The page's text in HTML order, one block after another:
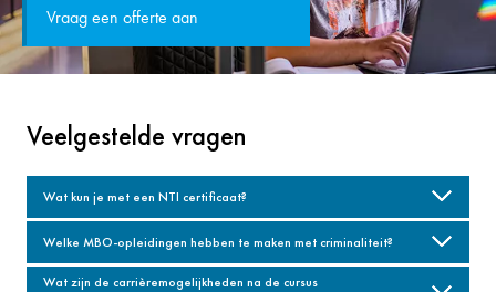
Vraag een offerte aan
Veelgestelde vragen
Wat kun je met een NTI certificaat?
Welke MBO-opleidingen hebben te maken met criminaliteit?
Wat zijn de carrièremogelijkheden na de cursus